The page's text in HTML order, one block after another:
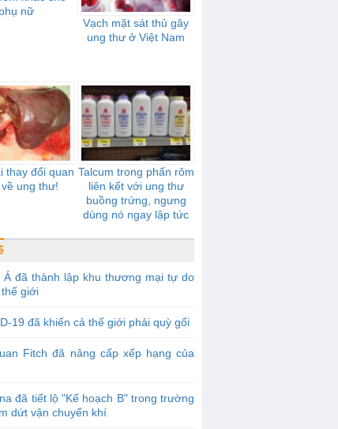
phụ nữ
Vạch mặt sát thủ gây
ung thư ở Việt Nam
thay đổi quan
ung thư!
Talcum trong phấn rôm
liên kết với ung thư
buồng trứng, ngưng
dùng nó ngay lập tức
Á đã thành lập khu thương mại tự do
giới
19 đã khiến cả thế giới phải quỳ gối
Fitch đã nâng cấp xếp hạng của
đã tiết lộ "Kế hoạch B" trong trường
dứt vận chuyển khí